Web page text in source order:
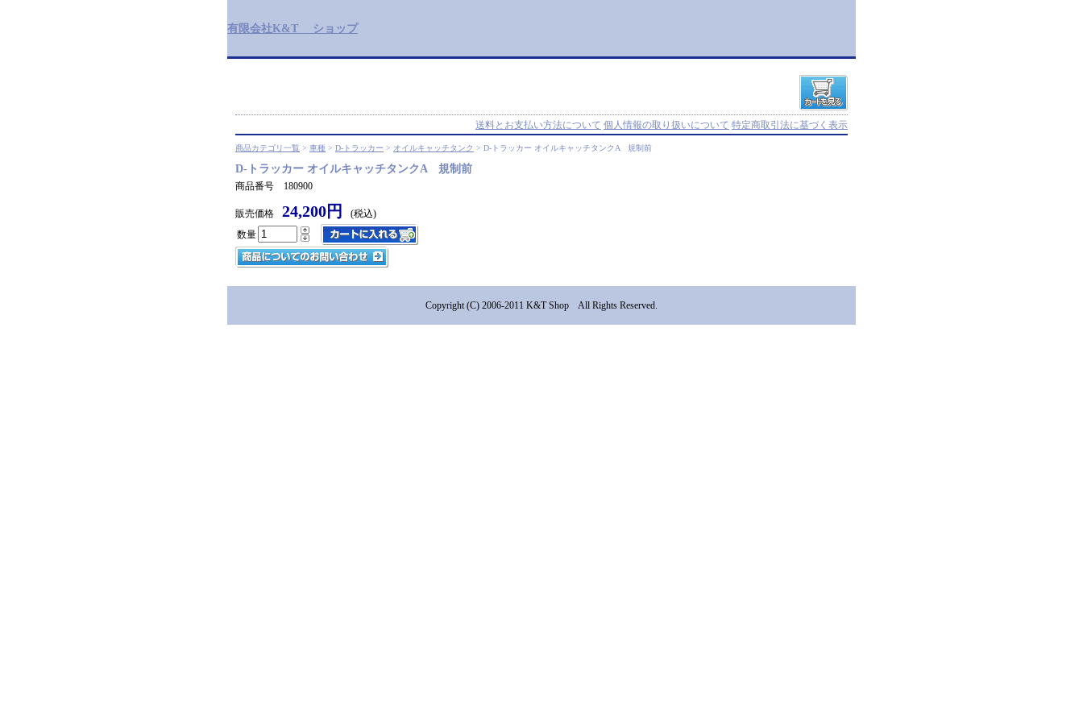
有限会社K&T ショップ
送料とお支払い方法について 個人情報の取り扱いについて 特定商取引法に基づく表示
商品カテゴリ一覧 > 車種 > D-トラッカー > オイルキャッチタンク > D-トラッカー オイルキャッチタンクA 規制前
D-トラッカー オイルキャッチタンクA 規制前
商品番号 180900
販売価格 24,200円
(税込)
数量
Copyright (C) 2006-2011 K&T Shop All Rights Reserved.